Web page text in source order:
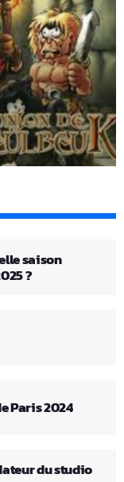
saison
?
Paris 2024
du studio